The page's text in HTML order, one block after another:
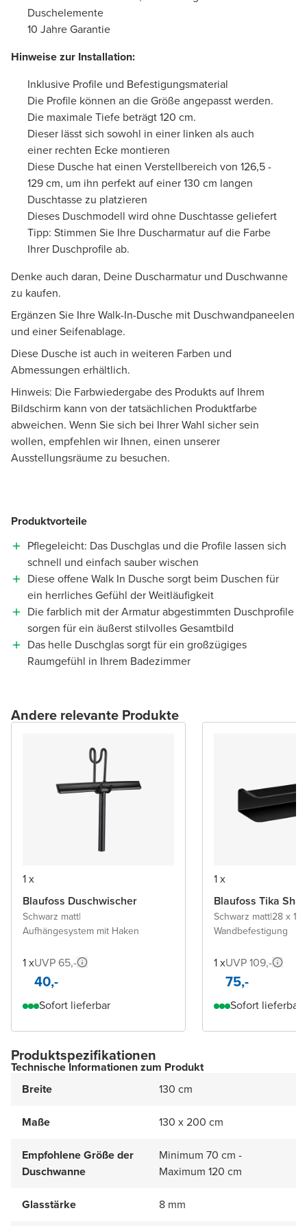
Duschelemente
10 Jahre Garantie
Hinweise zur Installation:
Inklusive Profile und Befestigungsmaterial
Die Profile können an die Größe angepasst werden.
Die maximale Tiefe beträgt 120 cm.
Dieser lässt sich sowohl in einer linken als auch
einer rechten Ecke montieren
Diese Dusche hat einen Verstellbereich von 126,5 -
129 cm, um ihn perfekt auf einer 130 cm langen
Duschtasse zu platzieren
Dieses Duschmodell wird ohne Duschtasse geliefert
Tipp: Stimmen Sie Ihre Duscharmatur auf die Farbe
Ihrer Duschprofile ab.
Denke auch daran, Deine Duscharmatur und Duschwanne
zu kaufen.
Ergänzen Sie Ihre Walk-In-Dusche mit Duschwandpaneelen
und einer Seifenablage.
Diese Dusche ist auch in weiteren Farben und
Abmessungen erhältlich.
Hinweis: Die Farbwiedergabe des Produkts auf Ihrem
Bildschirm kann von der tatsächlichen Produktfarbe
abweichen. Wenn Sie sich bei Ihrer Wahl sicher sein
wollen, empfehlen wir Ihnen, einen unserer
Ausstellungsräume zu besuchen.
Produktvorteile
Pflegeleicht: Das Duschglas und die Profile lassen sich
schnell und einfach sauber wischen
Diese offene Walk In Dusche sorgt beim Duschen für
ein herrliches Gefühl der Weitläufigkeit
Die farblich mit der Armatur abgestimmten Duschprofile
sorgen für ein äußerst stilvolles Gesamtbild
Das helle Duschglas sorgt für ein großzügiges
Raumgefühl in Ihrem Badezimmer
Andere relevante Produkte
1 x
Blaufoss Duschwischer
Schwarz matt|
Aufhängesystem mit Haken
1 xUVP 65,-
40,-
Sofort lieferbar
1 x
Blaufoss Tika
Schwarz matt|28 x 11
Wandbefestigung
1 xUVP 109,-
75,-
Sofort lieferbar
Produktspezifikationen
Technische Informationen zum Produkt
Breite
130 cm
Maße 130 x 200 cm
Empfohlene Größe der
Duschwanne
Minimum 70 cm -
Maximum 120 cm
Glasstärke 8 mm